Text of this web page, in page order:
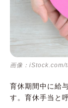
画像：iStock.com/
育休期間中に給
す。育休手当と